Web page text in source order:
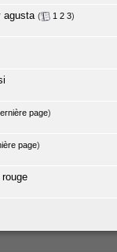
agusta ( 1 2 3)
page)
page)